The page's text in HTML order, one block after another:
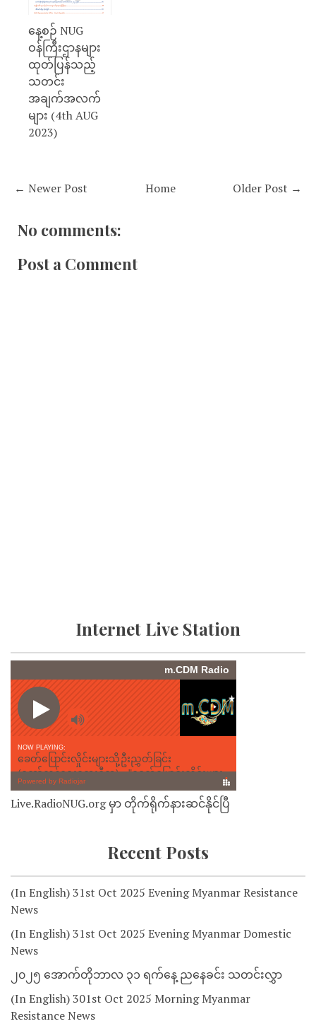
နေ့စဉ် NUG
ဝန်ကြီးဌာနများ
ထုတ်ပြန်သည့်
သတင်း
အချက်အလက်
များ (4th AUG
2023)
← Newer Post Older Post →
Home
No comments:
Post a Comment
Internet Live Station
Live.RadioNUG.org မှာ တိုက်ရိုက်နားဆင်နိုင်ပြီ
Recent Posts
(In English) 31st Oct 2025 Evening Myanmar Resistance
News
(In English) 31st Oct 2025 Evening Myanmar Domestic
News
၂၀၂၅ အောက်တိုဘာလ ၃၁ ရက်နေ့ ညနေခင်း သတင်းလွှာ
(In English) 301st Oct 2025 Morning Myanmar
Resistance News